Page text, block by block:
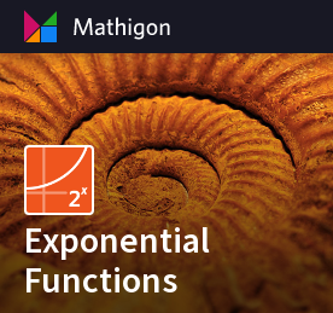
Exponential
Functions